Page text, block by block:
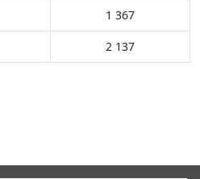
1 367
2 137